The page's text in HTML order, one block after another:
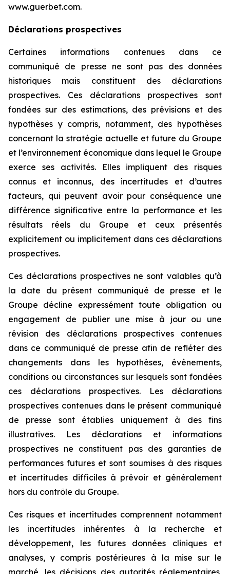
www.guerbet.com.
Déclarations prospectives
Certaines informations contenues dans ce
communiqué de presse ne sont pas des données
historiques mais constituent des déclarations
prospectives. Ces déclarations prospectives sont
fondées sur des estimations, des prévisions et des
hypothèses y compris, notamment, des hypothèses
concernant la stratégie actuelle et future du Groupe
et l’environnement économique dans lequel le Groupe
exerce ses activités. Elles impliquent des risques
connus et inconnus, des incertitudes et d’autres
facteurs, qui peuvent avoir pour conséquence une
différence significative entre la performance et les
résultats réels du Groupe et ceux présentés
explicitement ou implicitement dans ces déclarations
prospectives.
Ces déclarations prospectives ne sont valables qu’à
la date du présent communiqué de presse et le
Groupe décline expressément toute obligation ou
engagement de publier une mise à jour ou une
révision des déclarations prospectives contenues
dans ce communiqué de presse afin de refléter des
changements dans les hypothèses, évènements,
conditions ou circonstances sur lesquels sont fondées
ces déclarations prospectives. Les déclarations
prospectives contenues dans le présent communiqué
de presse sont établies uniquement à des fins
illustratives. Les déclarations et informations
prospectives ne constituent pas des garanties de
performances futures et sont soumises à des risques
et incertitudes difficiles à prévoir et généralement
hors du contrôle du Groupe.
Ces risques et incertitudes comprennent notamment
les incertitudes inhérentes à la recherche et
développement, les futures données cliniques et
analyses, y compris postérieures à la mise sur le
marché, les décisions des autorités réglementaires,